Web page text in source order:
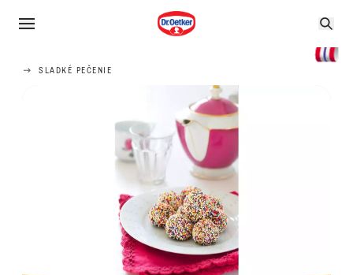
SLADKÉ PEČENIE